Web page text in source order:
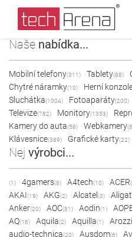
Naše nabídka...
Mobilní telefony(311) Tablety(88)
Chytré náramky(10) Herní
Sluchátka(1004) Fotoaparáty(200)
Televize(782) Monitory(1353)
Kamery do auta(58) Webkamery
Klávesnice(389) Grafické karty(22)
Nej výrobci...
(1) 4gamers(8) A4tech(10) ACER
AKAI(19) AKG(2) Alcatel (3)
Anker(20) AOC(81) Aodin(1)
AQ(16) Aquila(2) Aquilla(1) Arozzi
audio-technica(20) Ausdom(6)